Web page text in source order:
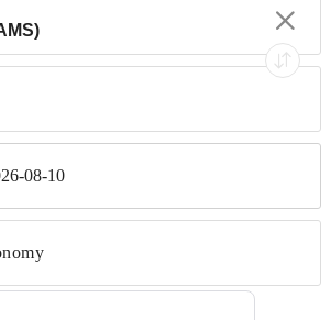
08-10